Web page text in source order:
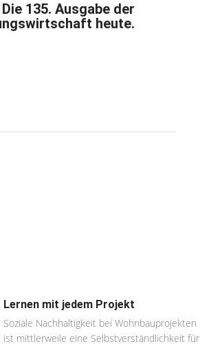
Die 135. Ausgabe der
heute.
Lernen mit jedem Projekt
Soziale Nachhaltigkeit bei Wohnbauprojekten
ist mittlerweile eine Selbstverständlichkeit für